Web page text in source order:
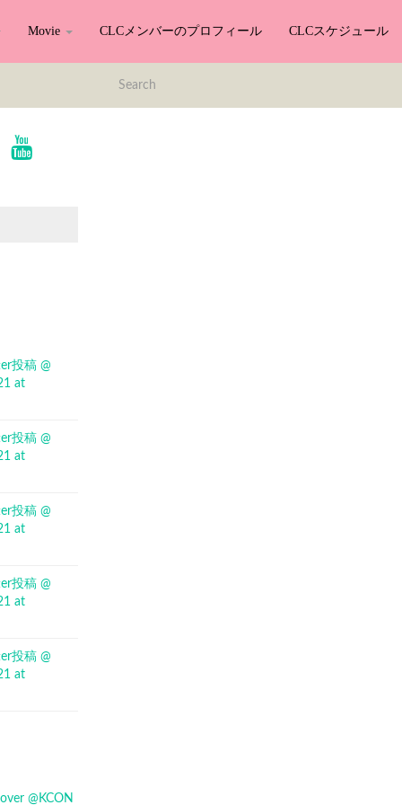
Movie CLCメンバーのプロフィール CLCスケジュール
投稿 @
at
投稿 @
at
投稿 @
at
投稿 @
at
投稿 @
at
@KCON